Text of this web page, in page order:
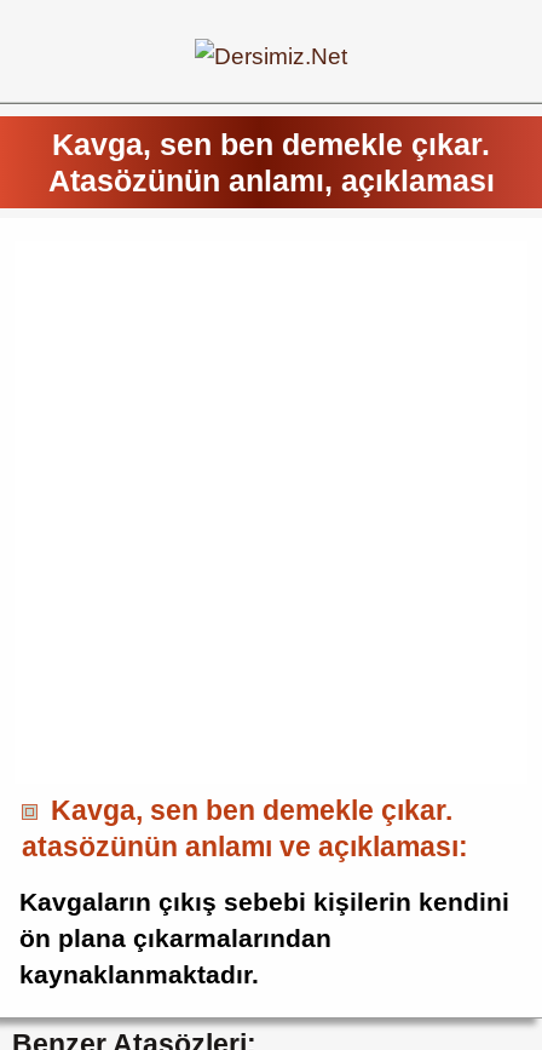
Kavga, sen ben demekle çıkar.
Atasözünün anlamı, açıklaması
Kavga, sen ben demekle çıkar.
atasözünün anlamı ve açıklaması:
Kavgaların çıkış sebebi kişilerin kendini
ön plana çıkarmalarından
kaynaklanmaktadır.